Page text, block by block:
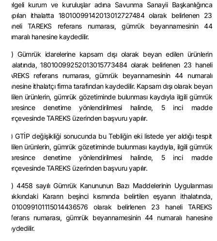
belgeli kurum ve kuruluşlar adına Savunma Sanayii Başkanlığınca
yapılan ithalatta 18010099142013012727484 olarak belirlenen 23
haneli TAREKS referans numarası, gümrük beyannamesinin 44
numaralı hanesine kaydedilir.
(4) Gümrük idarelerine kapsam dışı olarak beyan edilen ürünlerin
ithalatında, 18010099252013015773484 olarak belirlenen 23 haneli
TAREKS referans numarası, gümrük beyannamesinin 44 numaralı
hanesine ithalatçı firma tarafından kaydedilir. Kapsam dışı olarak beyan
edilen ürünlerin, gümrük gözetiminde bulunması kaydıyla ilgili gümrük
idaresince denetime yönlendirilmesi halinde, 5 inci madde
çerçevesinde TAREKS üzerinden başvuru yapılır.
(5) GTİP değişikliği sonucunda bu Tebliğin eki listede yer aldığı tespit
edilen ürünlerin, gümrük gözetiminde bulunması kaydıyla, ilgili gümrük
idaresince denetime yönlendirilmesi halinde, 5 inci madde
çerçevesinde TAREKS üzerinden başvuru yapılır.
(6) 4458 sayılı Gümrük Kanununun Bazı Maddelerinin Uygulanması
Hakkındaki Kararın beşinci kısmında belirtilen eşyanın ithalatında,
18010099101115014436576 olarak belirlenen 23 haneli TAREKS
referans numarası, gümrük beyannamesinin 44 numaralı hanesine
kaydedilir.